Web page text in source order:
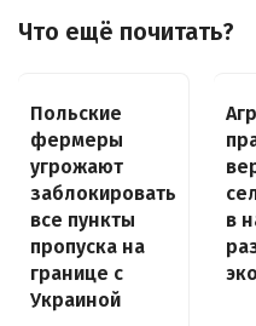
Что ещё почитать?
Польские
фермеры
угрожают
заблокировать
все пункты
пропуска на
границе с
Украиной
в